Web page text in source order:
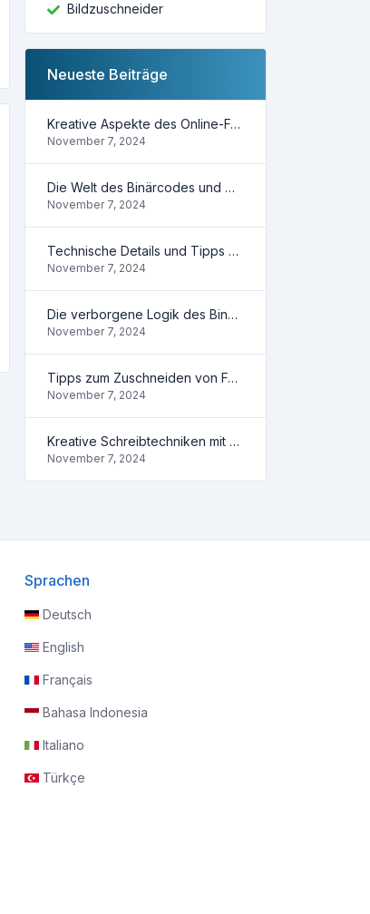
Bildzuschneider
Neueste Beiträge
Kreative Aspekte des Online-Fotozuschneidens
November 7, 2024
Die Welt des Binärcodes und was Sie tun können
November 7, 2024
Technische Details und Tipps zum Fotozuschneiden
November 7, 2024
Die verborgene Logik des Binärsystems
November 7, 2024
Tipps zum Zuschneiden von Fotos Online
November 7, 2024
Kreative Schreibtechniken mit Wortzähler
November 7, 2024
Sprachen
Deutsch
English
Français
Bahasa Indonesia
Italiano
Türkçe